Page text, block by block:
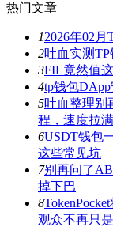
热门文章
12026年02
2吐血实测
3FIL竟然值
4tp钱包
5吐血整理别
程，速度拉
6USDT钱包
这些常见坑
7别再问了
掉下巴
8
观众不再只